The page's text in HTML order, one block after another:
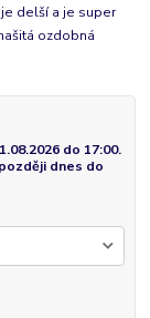
delší a je super
ozdobná
do 17:00.
dnes do